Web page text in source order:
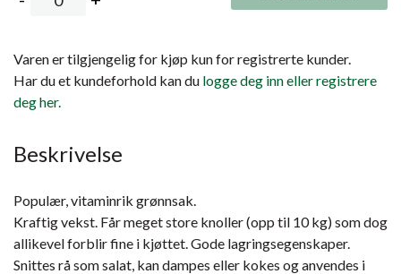
Varen er tilgjengelig for kjøp kun for registrerte kunder.
Har du et kundeforhold kan du logge deg inn eller registrere
deg her.
Beskrivelse
Populær, vitaminrik grønnsak.
Kraftig vekst. Får meget store knoller (opp til 10 kg) som dog
allikevel forblir fine i kjøttet. Gode lagringsegenskaper.
Snittes rå som salat, kan dampes eller kokes og anvendes i